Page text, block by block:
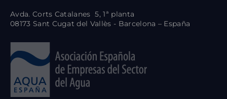
Avda. Corts Catalanes 5, 1ª planta
08173 Sant Cugat del Vallès - Barcelona – España